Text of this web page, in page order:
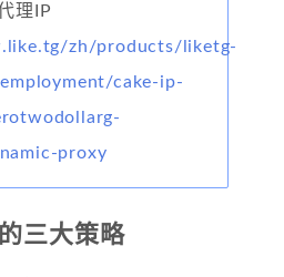
理IP
zh/products/liketg-
cake-ip-
proxy
三大策略